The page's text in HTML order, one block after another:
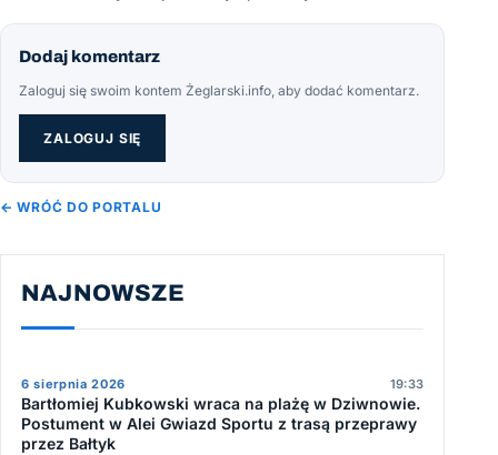
Dodaj komentarz
Zaloguj się swoim kontem Żeglarski.info, aby dodać komentarz.
ZALOGUJ SIĘ
← WRÓĆ DO PORTALU
NAJNOWSZE
6 sierpnia 2026 19:33
Bartłomiej Kubkowski wraca na plażę w Dziwnowie.
Postument w Alei Gwiazd Sportu z trasą przeprawy
przez Bałtyk